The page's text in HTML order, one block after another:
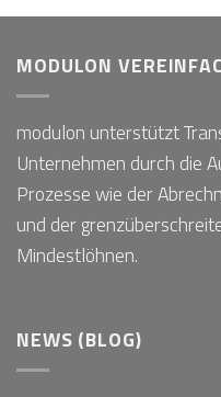
MODULON
modulon unterstützt
Unternehmen durch die
Prozesse wie der
und der
Mindestlöhnen.
NEWS (BLOG)